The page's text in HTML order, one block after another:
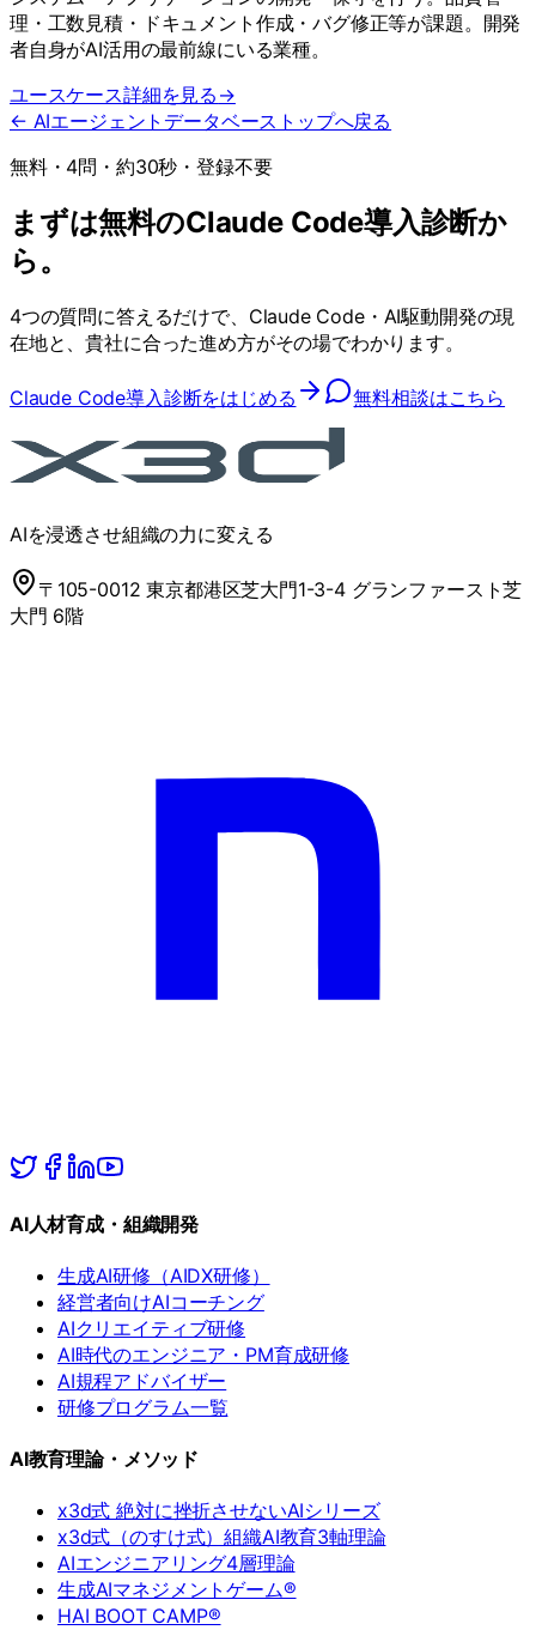
理・工数見積・ドキュメント作成・バグ修正等が課題。開発
者自身がAI活用の最前線にいる業種。
ユースケース詳細を見る →
← AIエージェントデータベーストップへ戻る
無料・4問・約30秒・登録不要
まずは無料のClaude Code導入診断か
ら。
4つの質問に答えるだけで、Claude Code・AI駆動開発の現
在地と、貴社に合った進め方がその場でわかります。
Claude Code導入診断をはじめる 無料相談はこちら
AIを浸透させ組織の力に変える
〒105-0012 東京都港区芝大門1-3-4 グランファースト芝
大門 6階
AI人材育成・組織開発
生成AI研修（AIDX研修）
経営者向けAIコーチング
AIクリエイティブ研修
AI時代のエンジニア・PM育成研修
AI規程アドバイザー
研修プログラム一覧
AI教育理論・メソッド
x3d式 絶対に挫折させないAIシリーズ
x3d式（のすけ式）組織AI教育3軸理論
AIエンジニアリング4層理論
生成AIマネジメントゲーム®
HAI BOOT CAMP®